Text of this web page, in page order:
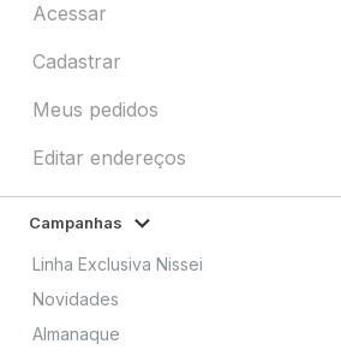
Acessar
Cadastrar
Meus pedidos
Editar endereços
Campanhas
Linha Exclusiva Nissei
Novidades
Almanaque